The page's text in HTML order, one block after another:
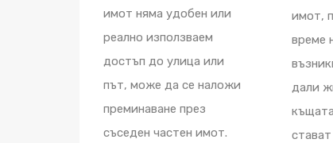
имот няма удобен или
реално използваем
достъп до улица или
път, може да се наложи
преминаване през
съседен частен имот.
имот,
време
дали